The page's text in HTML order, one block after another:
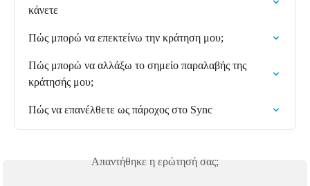
κάνετε
Πώς μπορώ να επεκτείνω την κράτηση μου;
Πώς μπορώ να αλλάξω το σημείο παραλαβής της
κράτησής μου;
Πώς να επανέλθετε ως πάροχος στο Sync
Απαντήθηκε η ερώτησή σας;